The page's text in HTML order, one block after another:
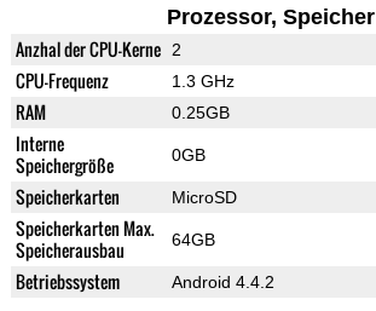
Prozessor, Speicher
Anzhal der CPU-Kerne 2
CPU-Frequenz 1.3 GHz
RAM 0.25GB
Interne
Speichergröße
0GB
Speicherkarten MicroSD
Speicherkarten Max.
Speicherausbau
64GB
Betriebssystem Android 4.4.2